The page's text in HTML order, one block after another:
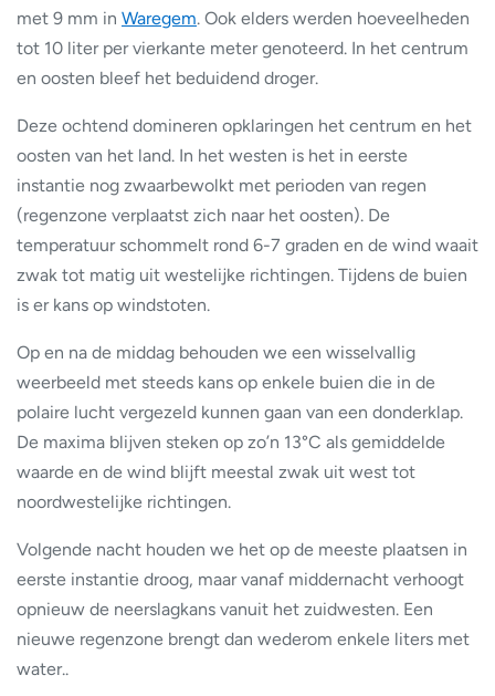
met 9 mm in Waregem. Ook elders werden hoeveelheden
tot 10 liter per vierkante meter genoteerd. In het centrum
en oosten bleef het beduidend droger.
Deze ochtend domineren opklaringen het centrum en het
oosten van het land. In het westen is het in eerste
instantie nog zwaarbewolkt met perioden van regen
(regenzone verplaatst zich naar het oosten). De
temperatuur schommelt rond 6-7 graden en de wind waait
zwak tot matig uit westelijke richtingen. Tijdens de buien
is er kans op windstoten.
Op en na de middag behouden we een wisselvallig
weerbeeld met steeds kans op enkele buien die in de
polaire lucht vergezeld kunnen gaan van een donderklap.
De maxima blijven steken op zo’n 13°C als gemiddelde
waarde en de wind blijft meestal zwak uit west tot
noordwestelijke richtingen.
Volgende nacht houden we het op de meeste plaatsen in
eerste instantie droog, maar vanaf middernacht verhoogt
opnieuw de neerslagkans vanuit het zuidwesten. Een
nieuwe regenzone brengt dan wederom enkele liters met
water..